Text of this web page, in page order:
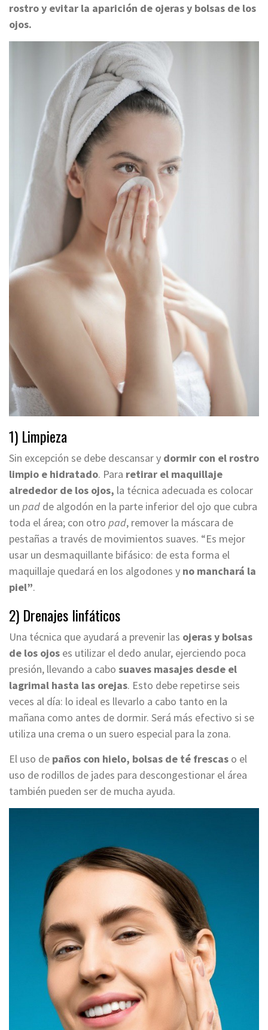
rostro y evitar la aparición de ojeras y bolsas de los
ojos.
1) Limpieza
Sin excepción se debe descansar y dormir con el rostro
limpio e hidratado. Para retirar el maquillaje
alrededor de los ojos, la técnica adecuada es colocar
un pad de algodón en la parte inferior del ojo que cubra
toda el área; con otro pad, remover la máscara de
pestañas a través de movimientos suaves. “Es mejor
usar un desmaquillante bifásico: de esta forma el
maquillaje quedará en los algodones y no manchará la
piel”.
2) Drenajes linfáticos
Una técnica que ayudará a prevenir las ojeras y bolsas
de los ojos es utilizar el dedo anular, ejerciendo poca
presión, llevando a cabo suaves masajes desde el
lagrimal hasta las orejas. Esto debe repetirse seis
veces al día: lo ideal es llevarlo a cabo tanto en la
mañana como antes de dormir. Será más efectivo si se
utiliza una crema o un suero especial para la zona.
El uso de paños con hielo, bolsas de té frescas o el
uso de rodillos de jades para descongestionar el área
también pueden ser de mucha ayuda.